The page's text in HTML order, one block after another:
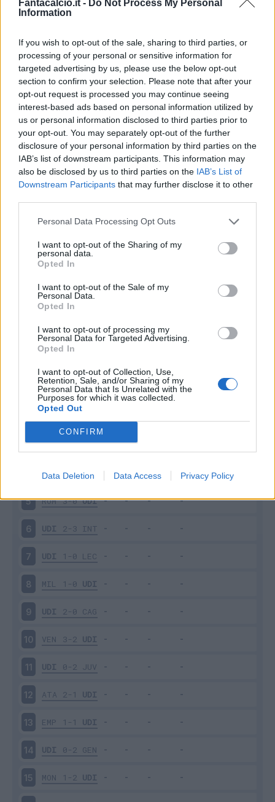
Fantacalcio.it - Do Not Process My Personal
Information
If you wish to opt-out of the sale, sharing to third parties, or
processing of your personal or sensitive information for
targeted advertising by us, please use the below opt-out
section to confirm your selection. Please note that after your
opt-out request is processed you may continue seeing
interest-based ads based on personal information utilized by
us or personal information disclosed to third parties prior to
your opt-out. You may separately opt-out of the further
disclosure of your personal information by third parties on the
IAB’s list of downstream participants. This information may
also be disclosed by us to third parties on the IAB’s List of
Downstream Participants that may further disclose it to other
Personal Data Processing Opt Outs
I want to opt-out of the Sharing of my
personal data.
Opted In
I want to opt-out of the Sale of my
Personal Data.
Opted In
I want to opt-out of processing my
Personal Data for Targeted Advertising.
Opted In
I want to opt-out of Collection, Use,
Retention, Sale, and/or Sharing of my
Personal Data that Is Unrelated with the
Purposes for which it was collected.
Opted Out
CONFIRM
Data Deletion Data Access Privacy Policy
Classic Mantra
Riepilogo stagione
Titolare 6 - 15%
Entrato 7 - 18%
Squalificato 0 - 0%
Infortunato 0 - 0%
Inutilizzato 25 - 65
Scarica riepilogo
stagionale
Scarica
Giornata VotoFV Entrato
BOL 1-1 UDI
3 UDI 1-0 COM
PAR 2-3 UDI
5 ROM 3-0 UDI
6 UDI 2-3 INT
7 UDI 1-0 LEC
8 MIL 1-0 UDI
9 UDI 2-0 CAG
10 VEN 3-2 UDI
11 UDI 0-2 JUV
12 ATA 2-1 UDI
13 EMP 1-1 UDI
14 UDI 0-2 GEN
15 MON 1-2 UDI